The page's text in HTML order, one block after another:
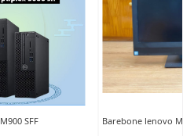
SFF Barebone lenovo